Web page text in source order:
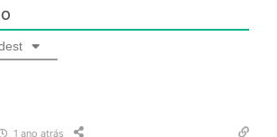
1 ano atrás